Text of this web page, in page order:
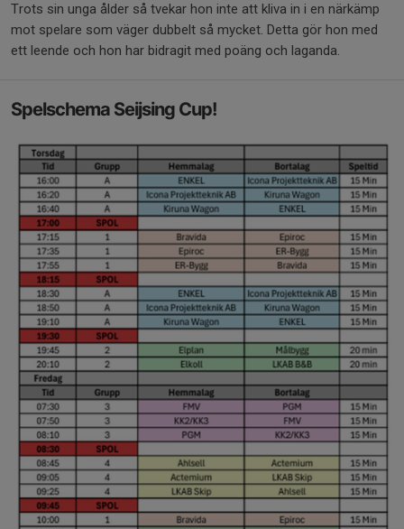
Trots sin unga ålder så tvekar hon inte att kliva in i en närkämp
mot spelare som väger dubbelt så mycket. Detta gör hon med
ett leende och hon har bidragit med poäng och laganda.
Spelschema Seijsing Cup!